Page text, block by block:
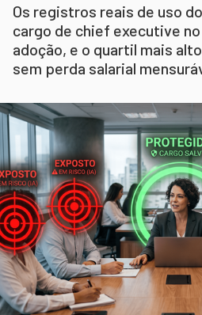
Os registros reais de uso
cargo de chief executive
adoção, e o quartil mais
sem perda salarial